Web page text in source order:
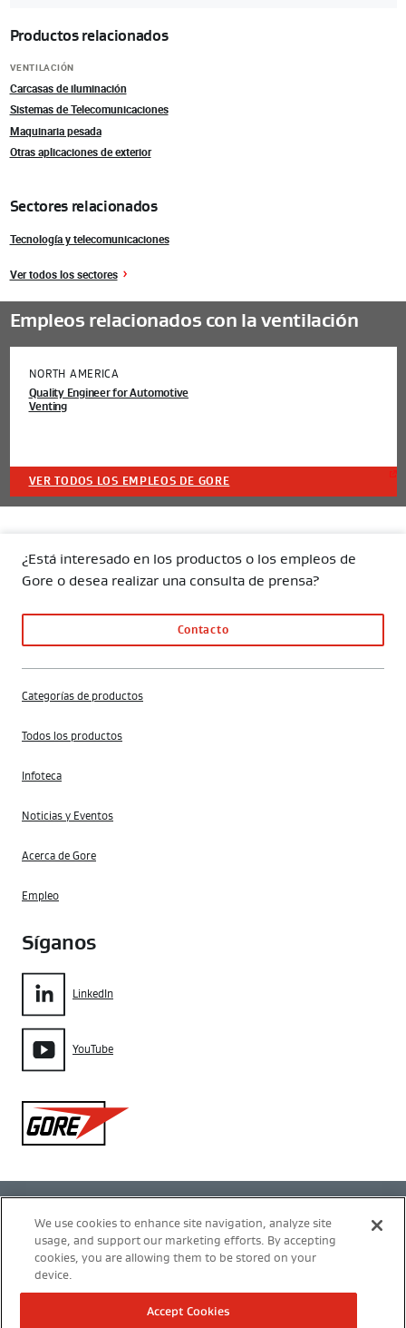
Productos relacionados
VENTILACIÓN
Carcasas de iluminación
Sistemas de Telecomunicaciones
Maquinaria pesada
Otras aplicaciones de exterior
Sectores relacionados
Tecnología y telecomunicaciones
Ver todos los sectores
Empleos relacionados con la ventilación
NORTH AMERICA
Quality Engineer for Automotive
Venting
VER TODOS LOS EMPLEOS DE GORE
¿Está interesado en los productos o los empleos de
Gore o desea realizar una consulta de prensa?
Contacto
Categorías de productos
Todos los productos
Infoteca
Noticias y Eventos
Acerca de Gore
Empleo
Síganos
LinkedIn
YouTube
Gore
Política de privacidad
Configuración de cookies
Términos de uso
We use cookies to enhance site navigation, analyze site
usage, and support our marketing efforts. By accepting
cookies, you are allowing them to be stored on your
device.
Accept Cookies